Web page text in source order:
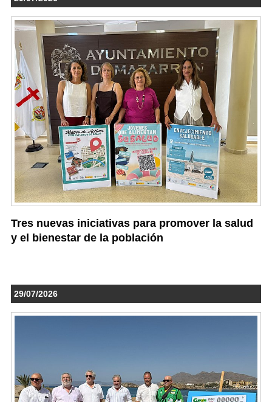
Tres nuevas iniciativas para promover la salud
y el bienestar de la población
29/07/2026